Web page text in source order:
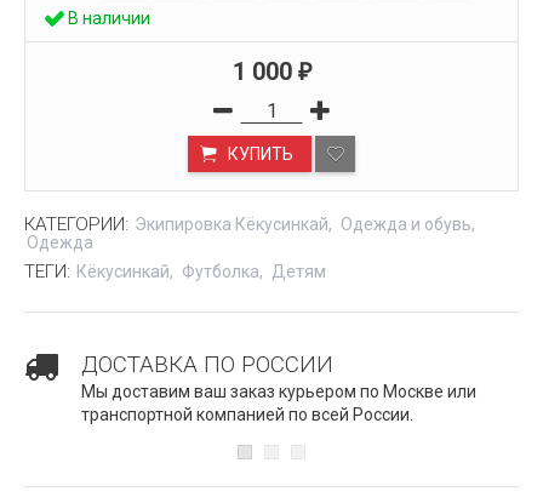
В наличии
1 000 ₽
КУПИТЬ
КАТЕГОРИИ: Экипировка Кёкусинкай
Одежда и обувь
Одежда
ТЕГИ: Кёкусинкай Футболка Детям
ДОСТАВКА ПО РОССИИ
Мы доставим ваш заказ курьером по Москве или
транспортной компанией по всей России.